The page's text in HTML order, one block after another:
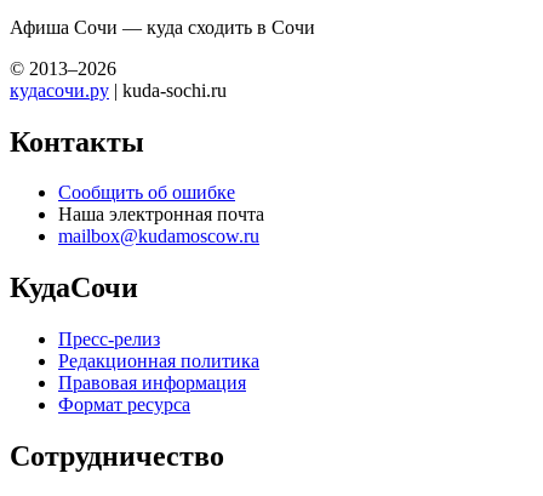
Афиша Сочи — куда сходить в Сочи
© 2013–2026
кудасочи.ру | kuda-sochi.ru
Контакты
Сообщить об ошибке
Наша электронная почта
mailbox@kudamoscow.ru
КудаСочи
Пресс-релиз
Редакционная политика
Правовая информация
Формат ресурса
Сотрудничество